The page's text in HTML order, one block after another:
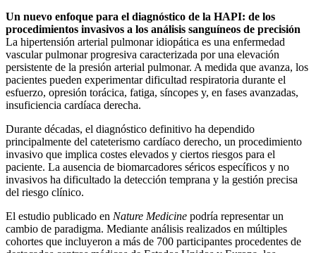
Un nuevo enfoque para el diagnóstico de la HAPI: de los
procedimientos invasivos a los análisis sanguíneos de precisión
La hipertensión arterial pulmonar idiopática es una enfermedad
vascular pulmonar progresiva caracterizada por una elevación
persistente de la presión arterial pulmonar. A medida que avanza, los
pacientes pueden experimentar dificultad respiratoria durante el
esfuerzo, opresión torácica, fatiga, síncopes y, en fases avanzadas,
insuficiencia cardíaca derecha.
Durante décadas, el diagnóstico definitivo ha dependido
principalmente del cateterismo cardíaco derecho, un procedimiento
invasivo que implica costes elevados y ciertos riesgos para el
paciente. La ausencia de biomarcadores séricos específicos y no
invasivos ha dificultado la detección temprana y la gestión precisa
del riesgo clínico.
El estudio publicado en Nature Medicine podría representar un
cambio de paradigma. Mediante análisis realizados en múltiples
cohortes que incluyeron a más de 700 participantes procedentes de